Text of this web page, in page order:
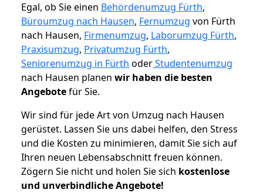
Egal, ob Sie einen Behördenumzug Fürth,
Büroumzug nach Hausen, Fernumzug von Fürth
nach Hausen, Firmenumzug, Laborumzug Fürth,
Praxisumzug, Privatumzug Fürth,
Seniorenumzug in Fürth oderStudentenumzug
nach Hausen planen wir haben die besten
Angebotefür Sie.
Wir sind für jede Art von Umzug nach Hausen
gerüstet. Lassen Sie uns dabei helfen, den Stress
und die Kosten zu minimieren, damit Sie sich auf
Ihren neuen Lebensabschnitt freuen können.
Zögern Sie nicht und holen Sie sich kostenlose
und unverbindliche Angebote!